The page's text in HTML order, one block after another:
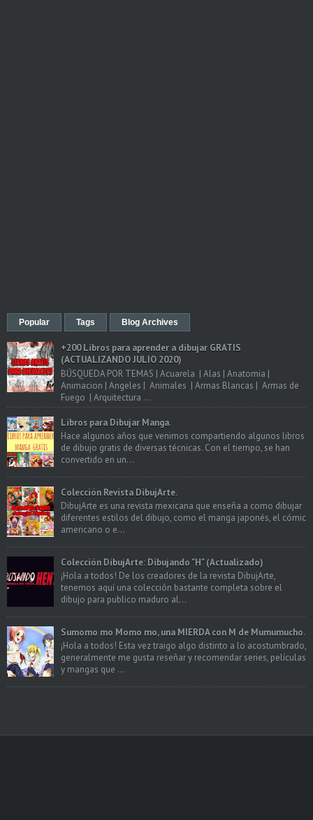
Popular Tags Blog Archives
+200 Libros para aprender a dibujar GRATIS
(ACTUALIZANDO JULIO 2020)
BÚSQUEDA POR TEMAS | Acuarela | Alas | Anatomia |
Animacion | Angeles | Animales | Armas Blancas | Armas de
Fuego | Arquitectura ...
Libros para Dibujar Manga.
Hace algunos años que venimos compartiendo algunos libros
de dibujo gratis de diversas técnicas. Con el tiempo, se han
convertido en un...
Colección Revista DibujArte.
DibujArte es una revista mexicana que enseña a como dibujar
diferentes estilos del dibujo, como el manga japonés, el cómic
americano o e...
Colección DibujArte: Dibujando "H" (Actualizado)
¡Hola a todos! De los creadores de la revista DibujArte,
tenemos aquí una colección bastante completa sobre el
dibujo para publico maduro al...
Sumomo mo Momo mo, una MIERDA con M de Mumumucho.
¡Hola a todos! Esta vez traigo algo distinto a lo acostumbrado,
generalmente me gusta reseñar y recomendar series, películas
y mangas que ...